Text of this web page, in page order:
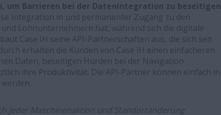
um Barrieren bei der Datenintegration zu beseitigen
Integration in und permanenter Zugang zu den
Lohnunternehmern hat, während sich die digitale
Case IH seine API-Partnerschaften aus, die sich seit
erhalten die Kunden von Case IH einen einfacheren
Daten, beseitigen Hürden bei der Navigation
ihre Produktivität. Die API-Partner können einfach in
jeder Maschinenaktion und Standortänderung